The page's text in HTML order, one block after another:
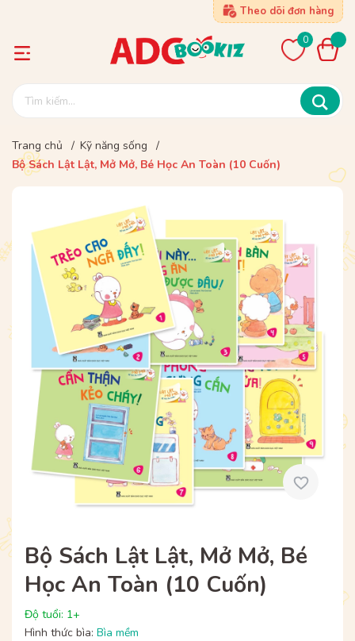
Theo dõi đơn hàng
0
Trang chủ / Kỹ năng sống
/
Bộ Sách Lật Lật, Mở Mở, Bé Học An Toàn (10 Cuốn)
Bộ Sách Lật Lật, Mở Mở, Bé
Học An Toàn (10 Cuốn)
Độ tuổi: 1+
Hình thức bìa: Bìa mềm